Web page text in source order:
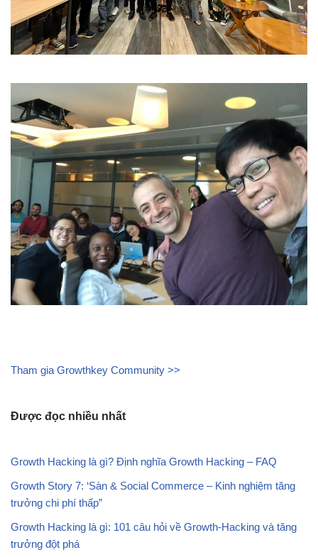
Tham gia Growthkey Community >>
Được đọc nhiều nhất
Growth Hacking là gì? Định nghĩa Growth Hacking – FAQ
Growth Story 7: ‘Sàn & Social Commerce – Kinh nghiệm tăng
trưởng chi phí thấp”
Growth Hacking là gì: 101 câu hỏi về Growth-Hacking và tăng
trưởng đột phá